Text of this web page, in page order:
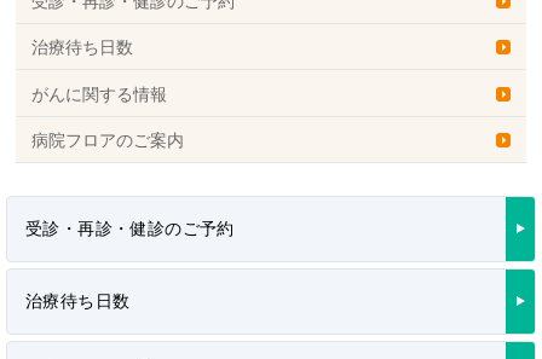
治療待ち日数
がんに関する情報
病院フロアのご案内
受診・再診・健診のご予約
治療待ち日数